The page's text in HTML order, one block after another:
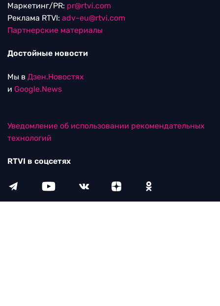
Маркетинг/PR: pr@rtvi.com
Реклама RTVI: adv-eu@rtvi.com
Партнерские материалы
Достойные новости
Мы в Дзен.Новостях
и Google.News
Уведомление об использовании рекомендательных
технологий
RTVI в соцсетях